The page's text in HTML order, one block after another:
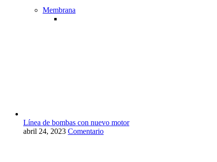
Membrana
Línea de bombas con nuevo motor
abril 24, 2023 Comentario